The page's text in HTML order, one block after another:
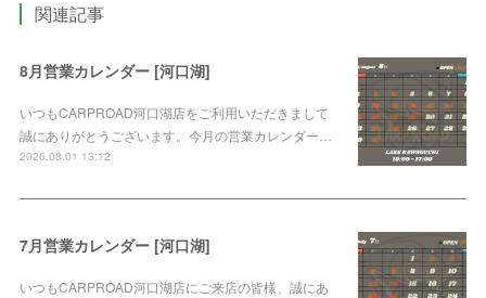
関連記事
8月営業カレンダー [河口湖]
いつもCARPROAD河口湖店をご利用いただきまして
誠にありがとうございます。今月の営業カレンダー…
2026.08.01 13:12
7月営業カレンダー [河口湖]
いつもCARPROAD河口湖店にご来店の皆様、誠にあ